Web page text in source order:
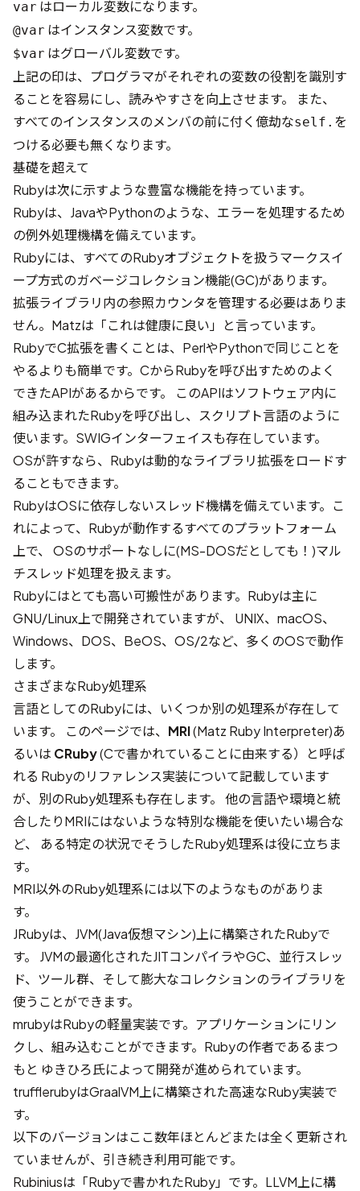
var はローカル変数になります。
@var はインスタンス変数です。
$var はグローバル変数です。
上記の印は、プログラマがそれぞれの変数の役割を識別す
ることを容易にし、読みやすさを向上させます。 また、
すべてのインスタンスのメンバの前に付く億劫なself. を
つける必要も無くなります。
基礎を超えて
Rubyは次に示すような豊富な機能を持っています。
Rubyは、JavaやPythonのような、エラーを処理するため
の例外処理機構を備えています。
Rubyには、すべてのRubyオブジェクトを扱うマークスイ
ープ方式のガベージコレクション機能(GC)があります。
拡張ライブラリ内の参照カウンタを管理する必要はありま
せん。Matzは「これは健康に良い」と言っています。
RubyでC拡張を書くことは、PerlやPythonで同じことを
やるよりも簡単です。CからRubyを呼び出すためのよく
できたAPIがあるからです。 このAPIはソフトウェア内に
組み込まれたRubyを呼び出し、スクリプト言語のように
使います。SWIGインターフェイスも存在しています。
OSが許すなら、Rubyは動的なライブラリ拡張をロードす
ることもできます。
RubyはOSに依存しないスレッド機構を備えています。こ
れによって、Rubyが動作するすべてのプラットフォーム
上で、 OSのサポートなしに(MS-DOSだとしても！)マル
チスレッド処理を扱えます。
Rubyにはとても高い可搬性があります。Rubyは主に
GNU/Linux上で開発されていますが、 UNIX、macOS、
Windows、DOS、BeOS、OS/2など、多くのOSで動作
します。
さまざまなRuby処理系
言語としてのRubyには、いくつか別の処理系が存在して
います。 このページでは、 MRI(Matz Ruby Interpreter)あ
るいは CRuby(Cで書かれていることに由来する）と呼ば
れる Rubyのリファレンス実装について記載しています
が、別のRuby処理系も存在します。 他の言語や環境と統
合したりMRIにはないような特別な機能を使いたい場合な
ど、 ある特定の状況でそうしたRuby処理系は役に立ちま
す。
MRI以外のRuby処理系には以下のようなものがありま
す。
JRubyは、JVM(Java仮想マシン)上に構築されたRubyで
す。 JVMの最適化されたJITコンパイラやGC、並行スレッ
ド、ツール群、そして膨大なコレクションのライブラリを
使うことができます。
mrubyはRubyの軽量実装です。アプリケーションにリン
クし、組み込むことができます。Rubyの作者であるまつ
もと ゆきひろ氏によって開発が進められています。
trufflerubyはGraalVM上に構築された高速なRuby実装で
す。
以下のバージョンはここ数年ほとんどまたは全く更新され
ていませんが、引き続き利用可能です。
Rubiniusは「Rubyで書かれたRuby」です。LLVM上に構